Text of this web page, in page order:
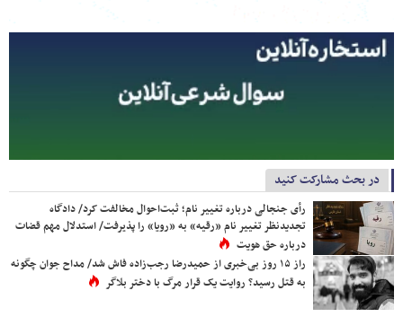
در بحث مشارکت کنید
رأی جنجالی درباره تغییر نام؛ ثبت‌احوال مخالفت کرد/ دادگاه
تجدیدنظر تغییر نام «رقیه» به «رویا» را پذیرفت/ استدلال مهم قضات
درباره حق هویت
راز ۱۵ روز بی‌خبری از حمیدرضا رجب‌زاده فاش شد/ مداح جوان چگونه
به قتل رسید؟ روایت یک قرار مرگ با دختر بلاگر